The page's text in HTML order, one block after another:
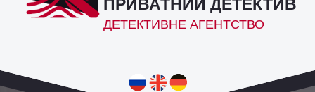
ПРИВАТНИЙ ДЕТЕКТИВ
ДЕТЕКТИВНЕ АГЕНТСТВО